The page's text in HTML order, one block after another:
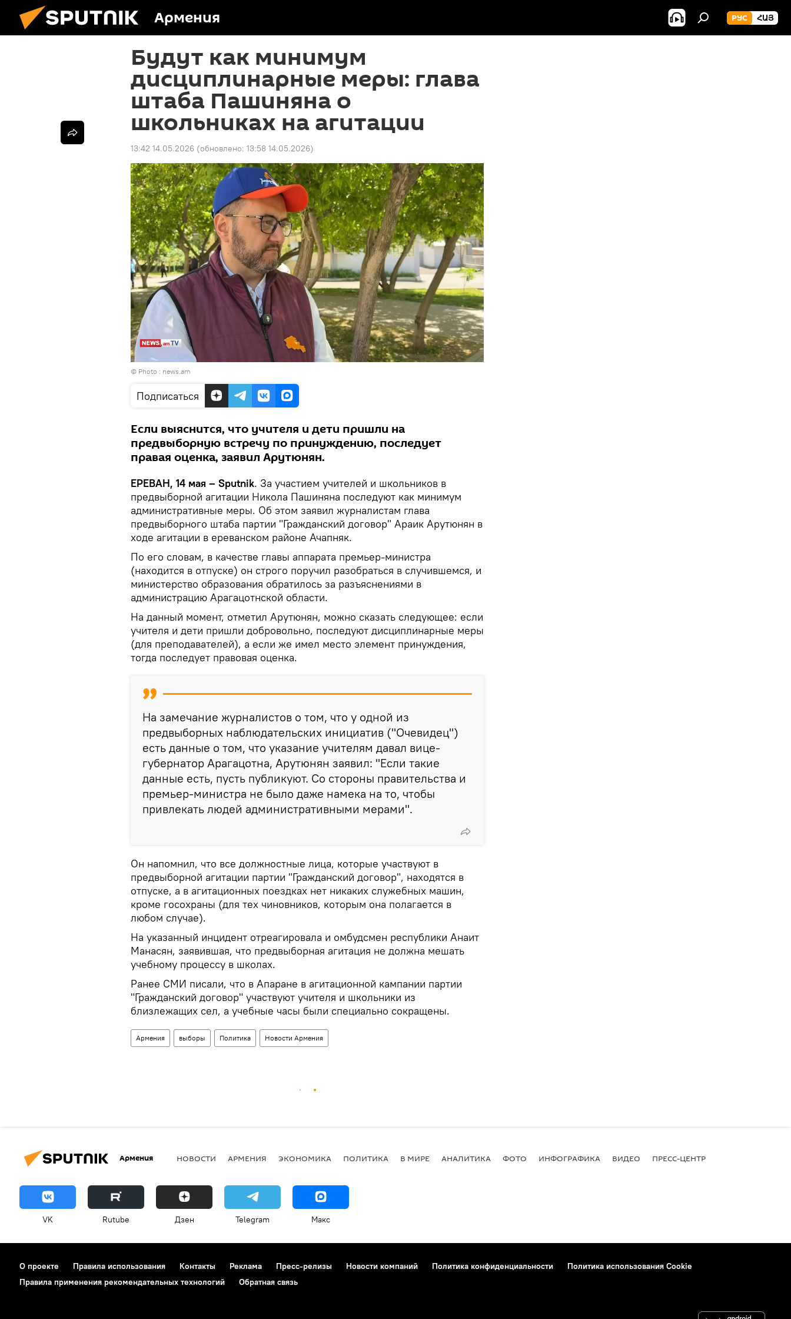
Армения РУС ՀԱՅ
Будут как минимум
дисциплинарные меры: глава
штаба Пашиняна о
школьниках на агитации
13:42 14.05.2026 (обновлено: 13:58 14.05.2026)
© Photo : news.am
Подписаться
Если выяснится, что учителя и дети пришли на
предвыборную встречу по принуждению, последует
правая оценка, заявил Арутюнян.
ЕРЕВАН, 14 мая – Sputnik. За участием учителей и школьников в
предвыборной агитации Никола Пашиняна последуют как минимум
административные меры. Об этом заявил журналистам глава
предвыборного штаба партии "Гражданский договор" Араик Арутюнян в
ходе агитации в ереванском районе Ачапняк.
По его словам, в качестве главы аппарата премьер-министра
(находится в отпуске) он строго поручил разобраться в случившемся, и
министерство образования обратилось за разъяснениями в
администрацию Арагацотнской области.
На данный момент, отметил Арутюнян, можно сказать следующее: если
учителя и дети пришли добровольно, последуют дисциплинарные меры
(для преподавателей), а если же имел место элемент принуждения,
тогда последует правовая оценка.
На замечание журналистов о том, что у одной из
предвыборных наблюдательских инициатив ("Очевидец")
есть данные о том, что указание учителям давал вице-
губернатор Арагацотна, Арутюнян заявил: "Если такие
данные есть, пусть публикуют. Со стороны правительства и
премьер-министра не было даже намека на то, чтобы
привлекать людей административными мерами".
Он напомнил, что все должностные лица, которые участвуют в
предвыборной агитации партии "Гражданский договор", находятся в
отпуске, а в агитационных поездках нет никаких служебных машин,
кроме госохраны (для тех чиновников, которым она полагается в
любом случае).
На указанный инцидент отреагировала и омбудсмен республики Анаит
Манасян, заявившая, что предвыборная агитация не должна мешать
учебному процессу в школах.
Ранее СМИ писали, что в Апаране в агитационной кампании партии
"Гражданский договор" участвуют учителя и школьники из
близлежащих сел, а учебные часы были специально сокращены.
Армения выборы Политика Новости Армения
Армения НОВОСТИ АРМЕНИЯ ЭКОНОМИКА ПОЛИТИКА В МИРЕ АНАЛИТИКА ФОТО ИНФОГРАФИКА ВИДЕО ПРЕСС-ЦЕНТР
VK Rutube Дзен Telegram Макс
О проекте Правила использования Контакты Реклама Пресс-релизы Новости компаний Политика конфиденциальности
Политика использования Cookie
Правила применения рекомендательных технологий
Обратная связь